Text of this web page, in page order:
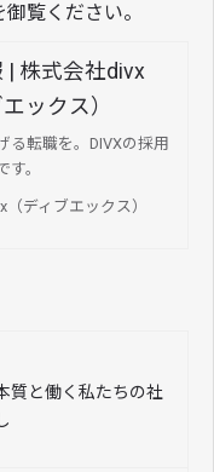
覧ください。
| 株式会社divx
ックス）
る転職を。DIVXの採用
す。
ディブエックス）
質と働く私たちの社